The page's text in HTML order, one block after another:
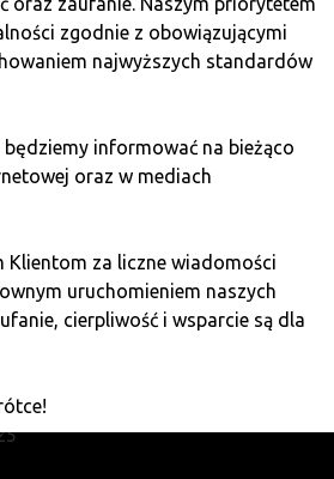
zgodnie z obowiązującymi
najwyższych standardów
informować na bieżąco
oraz w mediach
Klientom za liczne wiadomości
uruchomieniem naszych
cierpliwość i wsparcie są dla